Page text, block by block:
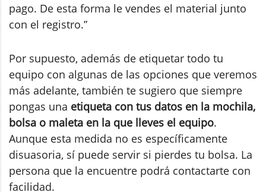
pago. De esta forma le vendes el material junto
con el registro.”
Por supuesto, además de etiquetar todo tu
equipo con algunas de las opciones que veremos
más adelante, también te sugiero que siempre
pongas una etiqueta con tus datos en la mochila,
bolsa o maleta en la que lleves el equipo.
Aunque esta medida no es específicamente
disuasoria, sí puede servir si pierdes tu bolsa. La
persona que la encuentre podrá contactarte con
facilidad.